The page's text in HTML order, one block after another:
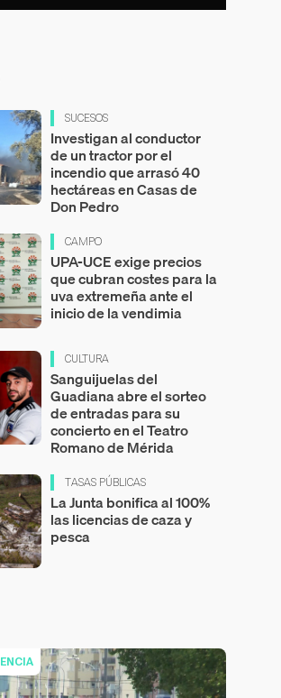
SUCESOS
Investigan al conductor
de un tractor por el
incendio que arrasó 40
hectáreas en Casas de
Don Pedro
CAMPO
UPA-UCE exige precios
que cubran costes para la
uva extremeña ante el
inicio de la vendimia
CULTURA
Sanguijuelas del
Guadiana abre el sorteo
de entradas para su
concierto en el Teatro
Romano de Mérida
TASAS PÚBLICAS
La Junta bonifica al 100%
las licencias de caza y
pesca